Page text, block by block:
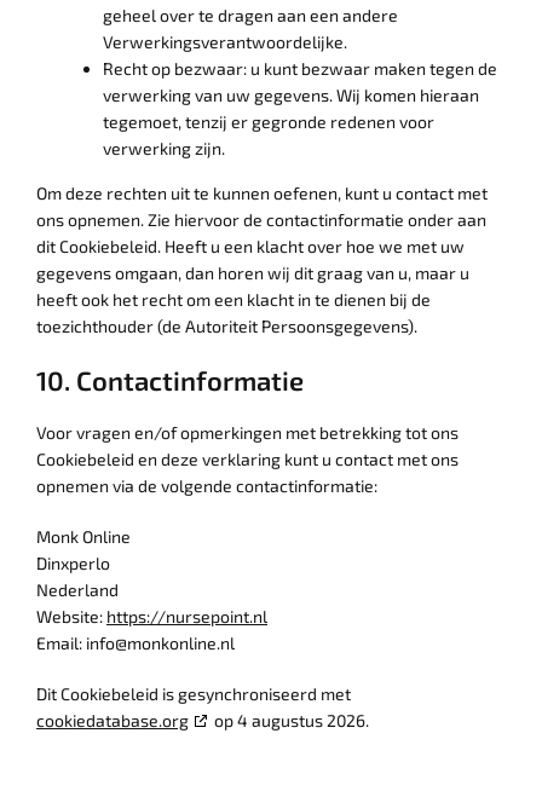
geheel over te dragen aan een andere
Verwerkingsverantwoordelijke.
Recht op bezwaar: u kunt bezwaar maken tegen de
verwerking van uw gegevens. Wij komen hieraan
tegemoet, tenzij er gegronde redenen voor
verwerking zijn.
Om deze rechten uit te kunnen oefenen, kunt u contact met
ons opnemen. Zie hiervoor de contactinformatie onder aan
dit Cookiebeleid. Heeft u een klacht over hoe we met uw
gegevens omgaan, dan horen wij dit graag van u, maar u
heeft ook het recht om een klacht in te dienen bij de
toezichthouder (de Autoriteit Persoonsgegevens).
10. Contactinformatie
Voor vragen en/of opmerkingen met betrekking tot ons
Cookiebeleid en deze verklaring kunt u contact met ons
opnemen via de volgende contactinformatie:
Monk Online
Dinxperlo
Nederland
Website: https://nursepoint.nl
Email: info@monkonline.nl
Dit Cookiebeleid is gesynchroniseerd met
cookiedatabase.org
op 4 augustus 2026.